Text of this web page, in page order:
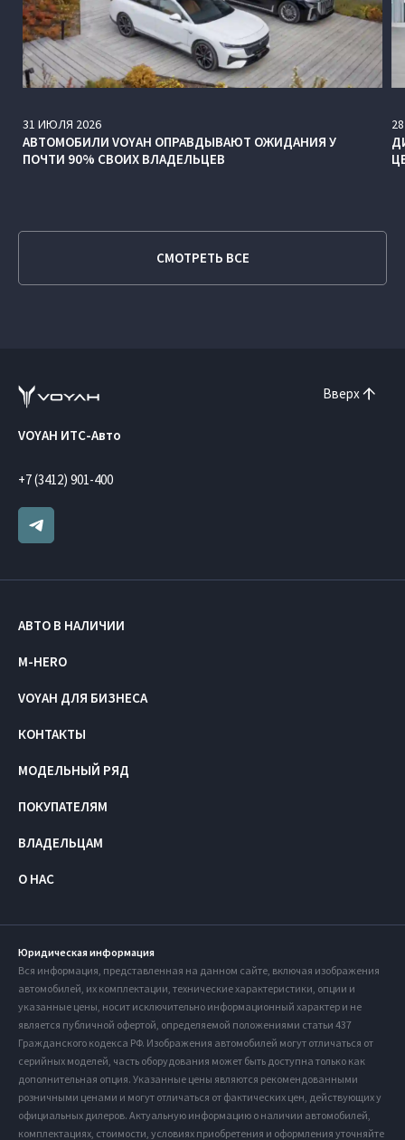
31 ИЮЛЯ 2026
АВТОМОБИЛИ VOYAH ОПРАВДЫВАЮТ ОЖИДАНИЯ У
ПОЧТИ 90% СВОИХ ВЛАДЕЛЬЦЕВ
28
СМОТРЕТЬ ВСЕ
Вверх
VOYAH ИТС-Авто
+7 (3412) 901-400
АВТО В НАЛИЧИИ
M-HERO
VOYAH ДЛЯ БИЗНЕСА
КОНТАКТЫ
МОДЕЛЬНЫЙ РЯД
ПОКУПАТЕЛЯМ
ВЛАДЕЛЬЦАМ
О НАС
Юридическая информация
Вся информация, представленная на данном сайте, включая изображения
автомобилей, их комплектации, технические характеристики, опции и
указанные цены, носит исключительно информационный характер и не
является публичной офертой, определяемой положениями статьи 437
Гражданского кодекса РФ. Изображения автомобилей могут отличаться от
серийных моделей, часть оборудования может быть доступна только как
дополнительная опция. Указанные цены являются рекомендованными
розничными ценами и могут отличаться от фактических цен, действующих у
официальных дилеров. Актуальную информацию о наличии автомобилей,
комплектациях, стоимости, условиях приобретения и оформления уточняйте